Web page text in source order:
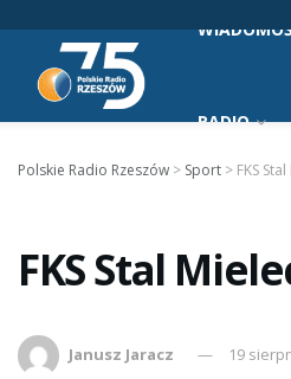
RADIO
Polskie Radio Rzeszów > Sport > FKS
FKS Stal
Janusz Jaracz 19